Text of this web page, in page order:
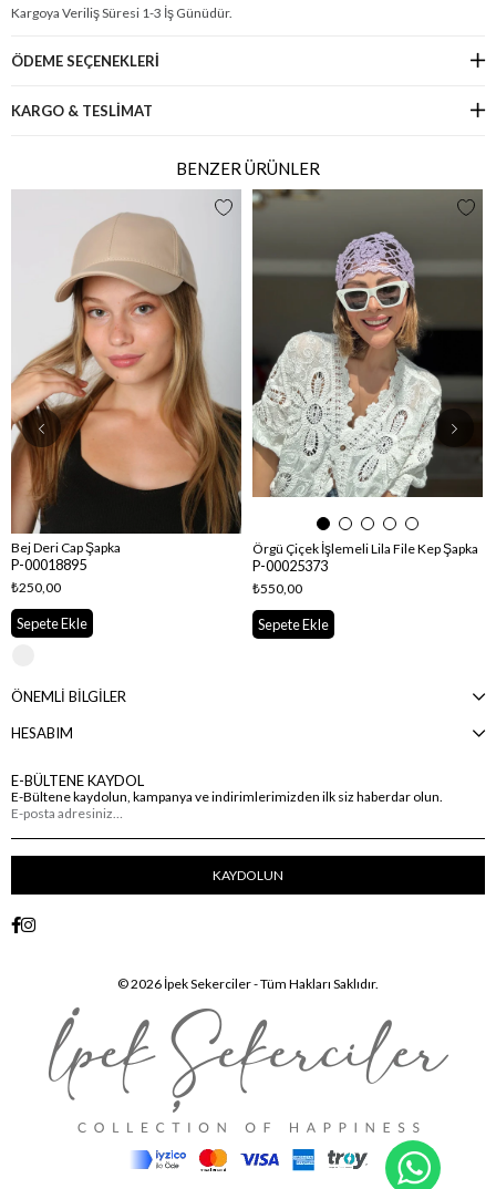
Kargoya Veriliş Süresi 1-3 İş Günüdür.
ÖDEME SEÇENEKLERI
KARGO & TESLİMAT
BENZER ÜRÜNLER
Bej Deri Cap Şapka
P-00018895
₺250,00
Sepete Ekle
Örgü Çiçek İşlemeli Lila File Kep Şapka
P-00025373
₺550,00
Sepete Ekle
ÖNEMLİ BİLGİLER
HESABIM
E-BÜLTENE KAYDOL
E-Bültene kaydolun, kampanya ve indirimlerimizden ilk siz haberdar olun.
KAYDOLUN
© 2026 İpek Sekerciler - Tüm Hakları Saklıdır.